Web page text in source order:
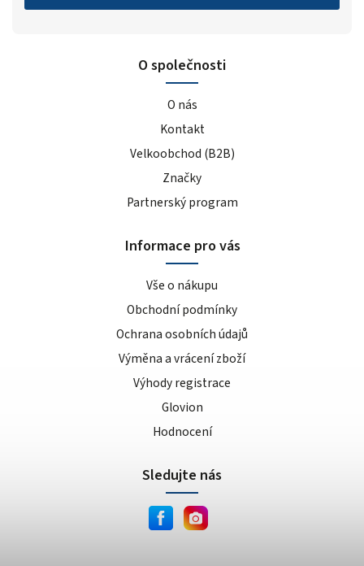
O společnosti
O nás
Kontakt
Velkoobchod (B2B)
Značky
Partnerský program
Informace pro vás
Vše o nákupu
Obchodní podmínky
Ochrana osobních údajů
Výměna a vrácení zboží
Výhody registrace
Glovion
Hodnocení
Sledujte nás